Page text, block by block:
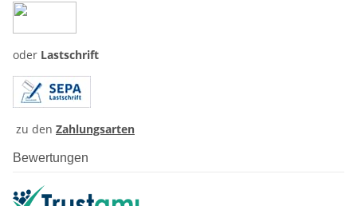
oder Lastschrift
zu den Zahlungsarten
Bewertungen